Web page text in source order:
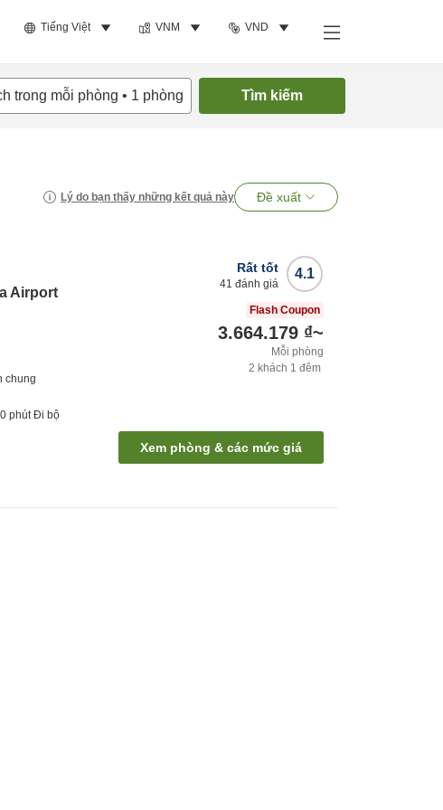
Tiếng Việt VNM VND
trong mỗi phòng • 1 phòng Tìm kiếm
Lý do bạn thấy những kết quả này Đề xuất
Airport
chung
phútĐi bộ
4.1
Rất tốt
41 đánh giá
Flash Coupon
3.664.179 ₫~
Mỗi phòng
2 khách 1 đêm
Xem phòng & các mức giá